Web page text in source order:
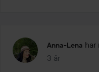
Anna-Lena har
3 år
Inlägget